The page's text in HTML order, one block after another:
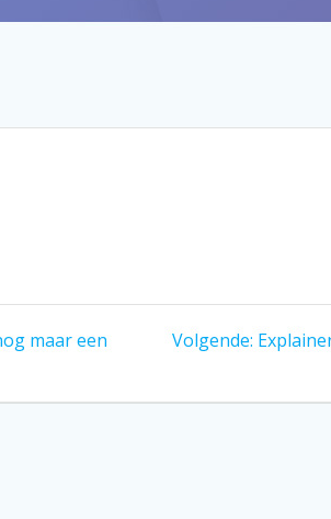
maar een
Volgende: Volgend